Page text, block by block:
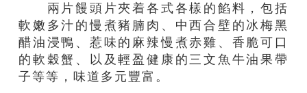
兩片饅頭片夾着各式各樣的餡料，包括
軟嫩多汁的慢煮豬腩肉、中西合壁的冰梅黑
醋油浸鴨、惹味的麻辣慢煮赤雞、香脆可口
的軟穀蟹、以及輕盈健康的三文魚牛油果帶
子等等，味道多元豐富。